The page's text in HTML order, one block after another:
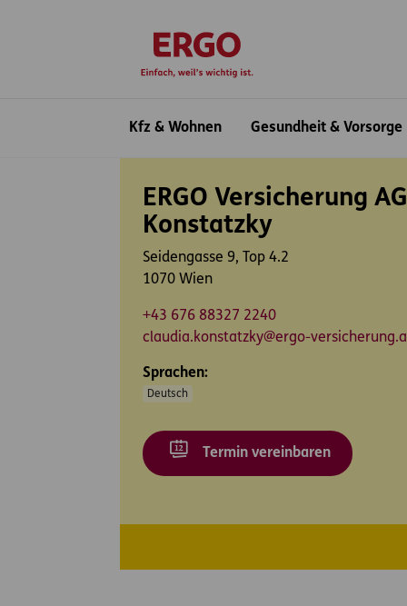
Kfz & Wohnen
Gesundheit & Vorsorge
ERGO Versicherung
Konstatzky
Seidengasse 9, Top 4.2
1070 Wien
+43 676 88327 2240
claudia.konstatzky@ergo-
Sprachen:
Deutsch
Termin vereinbaren